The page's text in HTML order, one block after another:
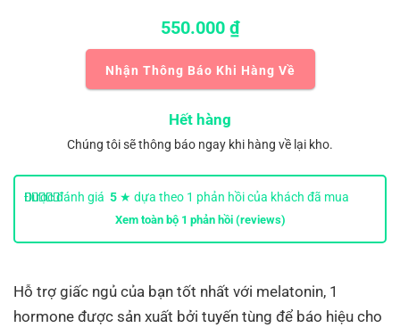
550.000 ₫
Nhận Thông Báo Khi Hàng Về
Hết hàng
Chúng tôi sẽ thông báo ngay khi hàng về lại kho.
Được đánh giá 5 ★ dựa theo 1 phản hồi của khách đã mua
Xem toàn bộ 1 phản hồi (reviews)
Hỗ trợ giấc ngủ của bạn tốt nhất với melatonin, 1
hormone được sản xuất bởi tuyến tùng để báo hiệu cho